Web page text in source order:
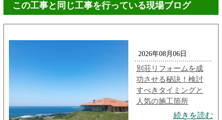
この工事と同じ工事を行っている現場ブログ
2026年08月06日
別荘リフォームを成
功させる秘訣！検討
すべきタイミングと
人気の施工箇所
続きを読む